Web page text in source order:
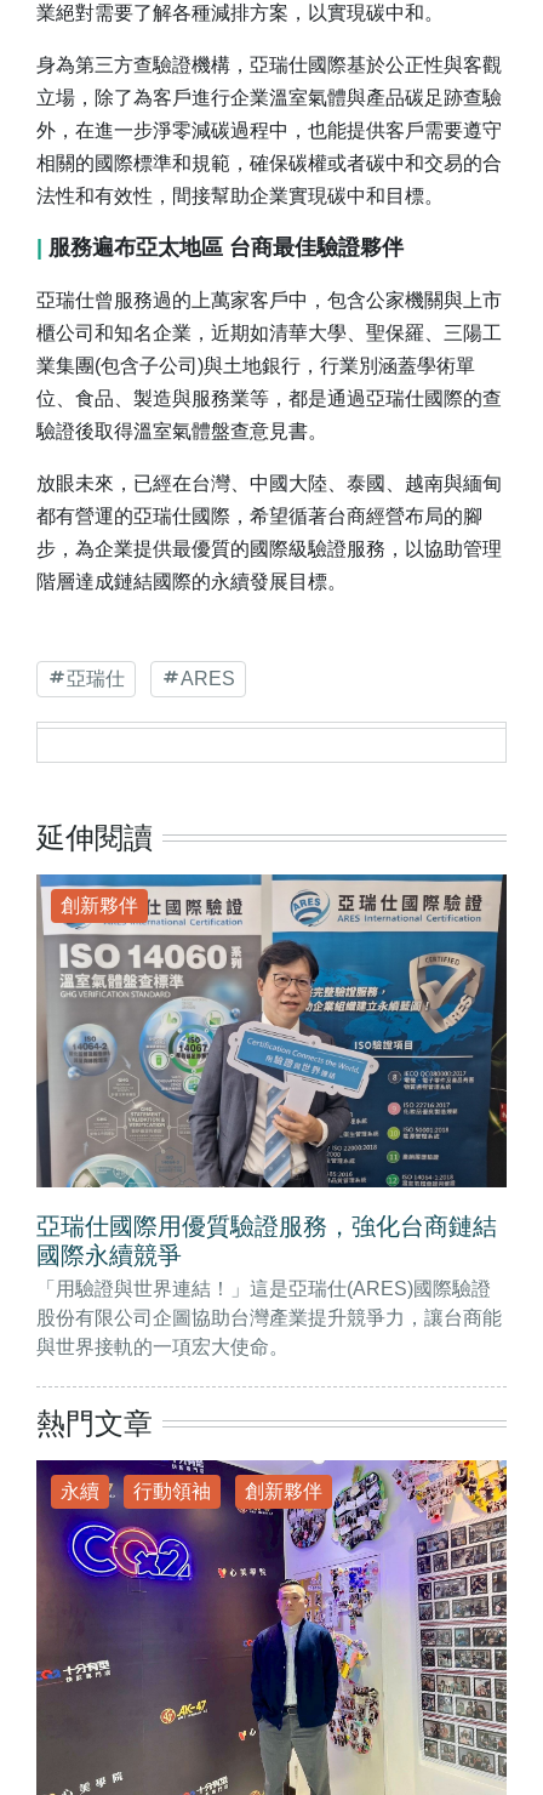
業絕對需要了解各種減排方案，以實現碳中和。
身為第三方查驗證機構，亞瑞仕國際基於公正性與客觀
立場，除了為客戶進行企業溫室氣體與產品碳足跡查驗
外，在進一步淨零減碳過程中，也能提供客戶需要遵守
相關的國際標準和規範，確保碳權或者碳中和交易的合
法性和有效性，間接幫助企業實現碳中和目標。
| 服務遍布亞太地區 台商最佳驗證夥伴
亞瑞仕曾服務過的上萬家客戶中，包含公家機關與上市
櫃公司和知名企業，近期如清華大學、聖保羅、三陽工
業集團(包含子公司)與土地銀行，行業別涵蓋學術單
位、食品、製造與服務業等，都是通過亞瑞仕國際的查
驗證後取得溫室氣體盤查意見書。
放眼未來，已經在台灣、中國大陸、泰國、越南與緬甸
都有營運的亞瑞仕國際，希望循著台商經營布局的腳
步，為企業提供最優質的國際級驗證服務，以協助管理
階層達成鏈結國際的永續發展目標。
亞瑞仕 ARES
延伸閱讀
創新夥伴
亞瑞仕國際用優質驗證服務，強化台商鏈結
國際永續競爭
「用驗證與世界連結！」這是亞瑞仕(ARES)國際驗證
股份有限公司企圖協助台灣產業提升競爭力，讓台商能
與世界接軌的一項宏大使命。
熱門文章
永續 行動領袖 創新夥伴